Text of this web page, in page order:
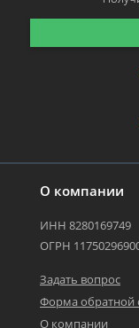
О компании
ИНН 8280169749
ОГРН
Задать вопрос
Форма обратной
О компании